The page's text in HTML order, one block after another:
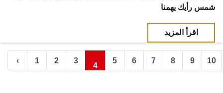
شمس رأيك يهمنا
اقرأ المزيد
‹ 1 2 3
4
5 6 7 8 9 10